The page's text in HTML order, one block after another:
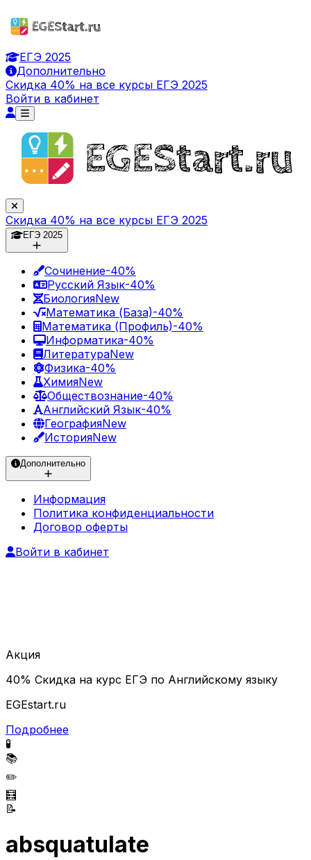
ЕГЭ 2025
Дополнительно
Скидка 40% на все курсы ЕГЭ 2025
Войти в кабинет
Скидка 40% на все курсы ЕГЭ 2025
ЕГЭ 2025
Сочинение-40%
Русский Язык-40%
БиологияNew
Математика (База)-40%
Математика (Профиль)-40%
Информатика-40%
ЛитератураNew
Физика-40%
ХимияNew
Обществознание-40%
Английский Язык-40%
ГеографияNew
ИсторияNew
Дополнительно
Информация
Политика конфиденциальности
Договор оферты
Войти в кабинет
Акция
40% Скидка на курс ЕГЭ по Английскому языку
EGEstart.ru
Подробнее
🧪
📚
✏️
🧮
📝
absquatulate